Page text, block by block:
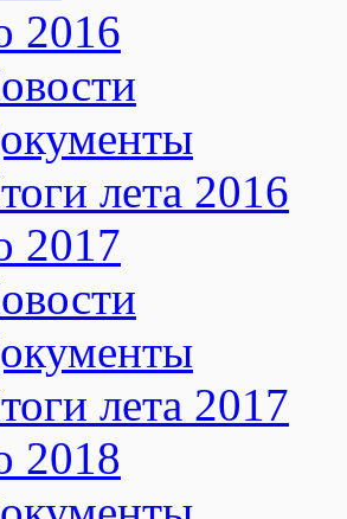
2016
лета 2016
2017
лета 2017
2018